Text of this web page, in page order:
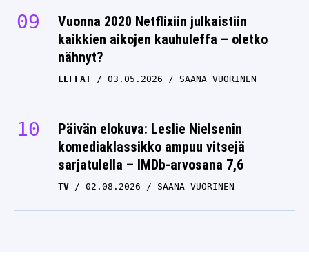
Vuonna 2020 Netflixiin julkaistiin
kaikkien aikojen kauhuleffa – oletko
nähnyt?
LEFFAT 03.05.2026 SAANA VUORINEN
Päivän elokuva: Leslie Nielsenin
komediaklassikko ampuu vitsejä
sarjatulella – IMDb-arvosana 7,6
TV 02.08.2026 SAANA VUORINEN